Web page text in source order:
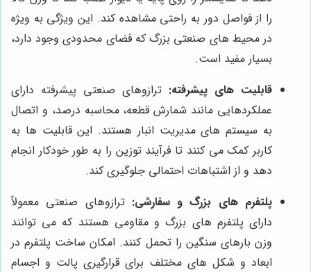
را از فواصل دور به راحتی مشاهده کند. این ویژگی به ویژه
در محیط های صنعتی بزرگ که فضای محدودی وجود دارد،
بسیار مفید است.
قابلیت های پیشرفته: ترازوهای صنعتی پیشرفته دارای
عملکردهایی مانند شمارش قطعه، محاسبه درصد، و اتصال
به سیستم های مدیریت انبار هستند. این قابلیت ها به
کاربر کمک می کنند تا فرآیند توزین را به طور خودکار انجام
دهد و از اشتباهات احتمالی جلوگیری کند.
پلتفرم های بزرگ و سفارشی: ترازوهای صنعتی معمولاً
دارای پلتفرم های بزرگ و مقاومی هستند که می توانند
وزن بارهای سنگین را تحمل کنند. امکان ساخت پلتفرم در
ابعاد و شکل های مختلف برای قرارگیری پالت و اجسام